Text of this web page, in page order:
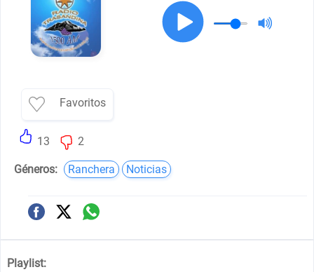
Favoritos
13 2
Géneros: Ranchera Noticias
Playlist: